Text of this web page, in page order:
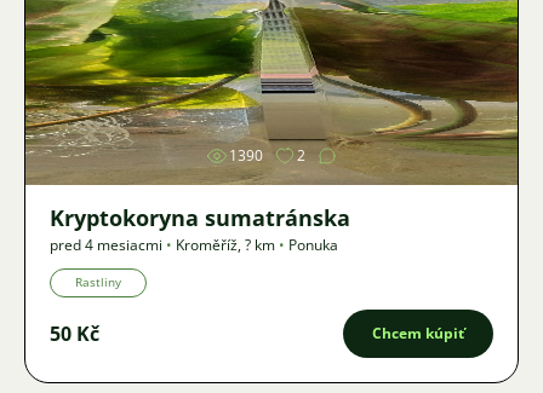
Obrázok
1390 2
Kryptokoryna sumatránska
pred 4 mesiacmi • Kroměříž,? km • Ponuka
Rastliny
50 Kč Chcem kúpiť